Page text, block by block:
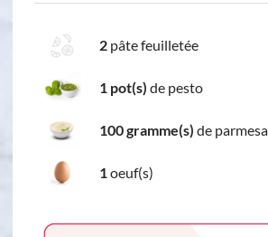
2 pâte feuilletée
1 pot(s) de pesto
100 gramme(s) de
1oeuf(s)